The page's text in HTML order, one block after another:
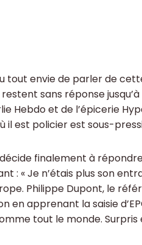
tout envie de parler de
sans réponse
Hebdo et de l’épicerie
il est policier est sous-
finalement à
: « Je n’étais plus son
Philippe Dupont, le
en apprenant la saisie
tout le monde. Surpris